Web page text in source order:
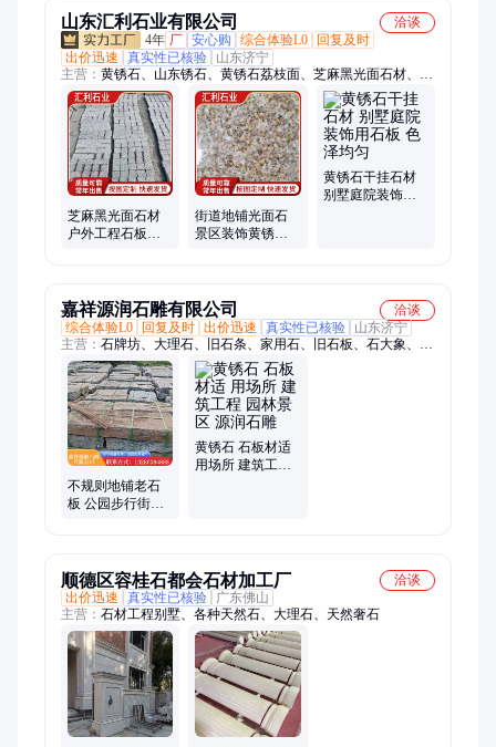
山东汇利石业有限公司
洽谈
4年 厂 安心购 综合体验L0
回复及时
出价迅速
真实性已核验
山东济宁
主营： 黄锈石、山东锈石、黄锈石荔枝面、芝麻黑光面石材、黄
锈石火烧面、芝麻白、火烧板、路沿石、芝麻黑、黄锈石外墙
芝麻黑光面石材
户外工程石板材
街道地铺光面石
景区装饰黄锈石
黄锈石干挂石材
别墅庭院装饰用
嘉祥源润石雕有限公司
洽谈
综合体验L0
回复及时 出价迅速 真实性已核验
山东济宁
主营： 石牌坊、大理石、旧石条、家用石、旧石板、石大象、地
铺石、石护栏、孔子像、石栏杆、石狮子、狗头石、路边石、花
岗岩、桥护栏、碎拼石、材大象、石抱鼓、青石砖、石水缸、马
桩耳、台阶石、刻字石、门牌石、老青砖
不规则地铺老石
板 公园步行街老
黄锈石 石板材适
用场所 建筑工程
顺德区容桂石都会石材加工厂
洽谈
出价迅速
真实性已核验
广东佛山
主营： 石材工程别墅、各种天然石、大理石、天然奢石